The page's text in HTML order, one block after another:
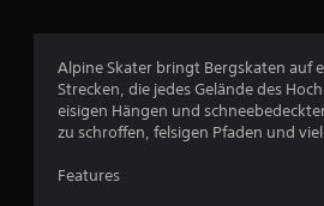
Alpine Skater bringt Bergskaten auf
Strecken, die jedes Gelände des
eisigen Hängen und
zu schroffen, felsigen Pfaden und
Features